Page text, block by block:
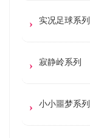
实况足球系列
寂静岭系列
小小噩梦系列